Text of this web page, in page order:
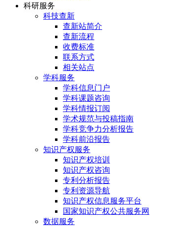
科研服务
科技查新
查新站简介
查新流程
收费标准
联系方式
相关站点
学科服务
学科信息门户
学科课题咨询
学科情报订阅
学术规范与投稿指南
学科竞争力分析报告
学科前沿报告
知识产权服务
知识产权培训
知识产权咨询
专利分析报告
专利资源导航
知识产权信息服务平台
国家知识产权公共服务网
数据服务